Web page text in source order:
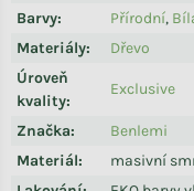
Barvy: Přírodní,
Materiály:
Dřevo
Úroveň
kvality:
Exclusive
Značka:
Benlemi
Materiál:
masivní